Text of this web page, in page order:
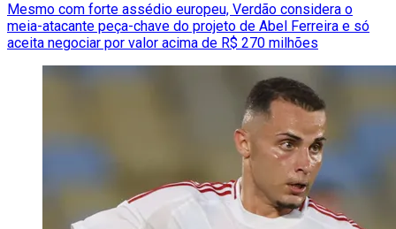
Mesmo com forte assédio europeu, Verdão considera o
meia-atacante peça-chave do projeto de Abel Ferreira e só
aceita negociar por valor acima de R$ 270 milhões